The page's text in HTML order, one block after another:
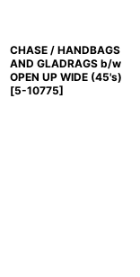
CHASE / HANDBAGS
AND GLADRAGS b/w
OPEN UP WIDE (45's)
[5-10775]